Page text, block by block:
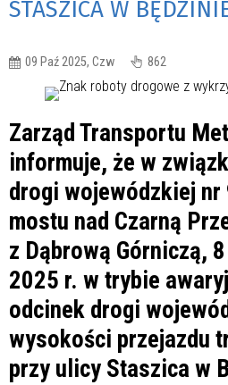
STASZICA W
09 Paź 2025, Czw 862
Zarząd Transportu
informuje, że w
drogi wojewódzkiej nr
mostu nad Czarną
z Dąbrową Górniczą,
2025 r. w trybie
odcinek drogi
wysokości przejazdu
przy ulicy Staszica w